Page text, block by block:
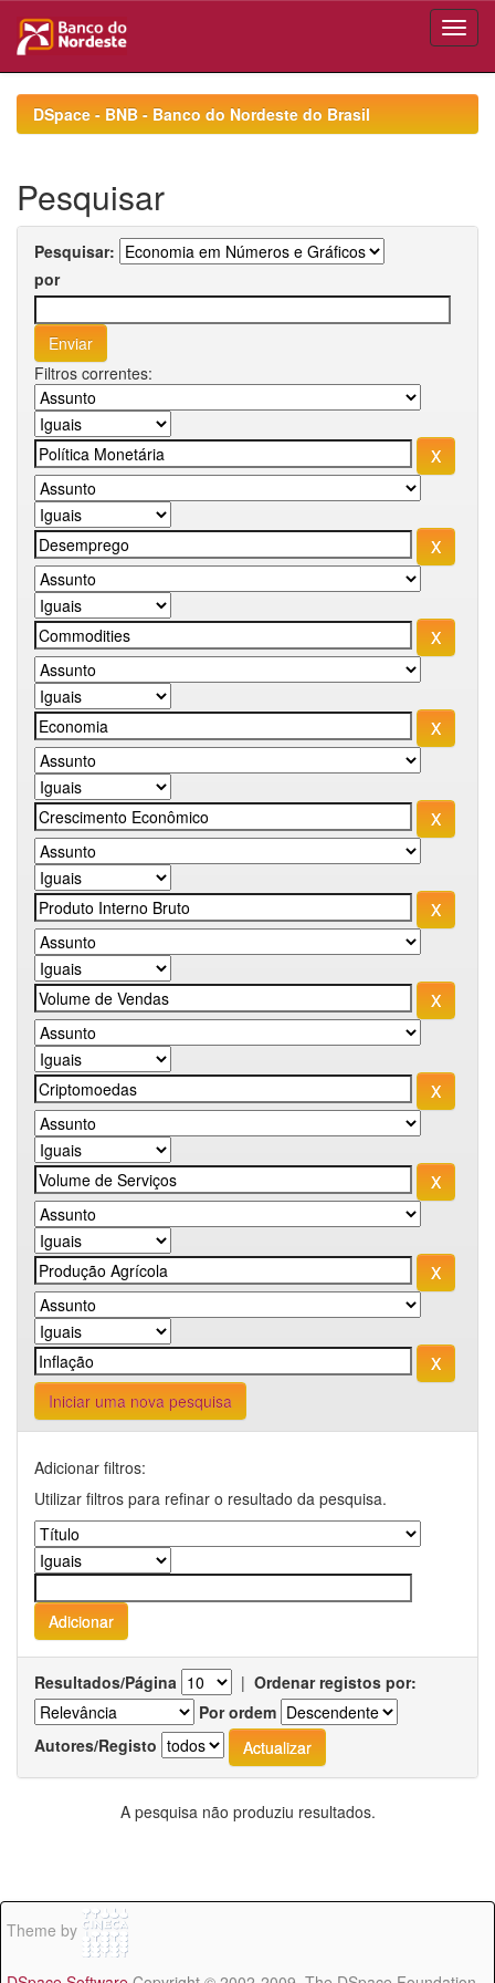
navigationDSpace - BNB - Banco do Nordeste do Brasil
Pesquisar
Pesquisar:
por
Filtros correntes:
Iniciar uma nova pesquisa
Adicionar filtros:
Utilizar filtros para refinar o resultado da pesquisa.
Resultados/Página | Ordenar registos por:
Por ordem
Autores/Registo
A pesquisa não produziu resultados.
Theme by